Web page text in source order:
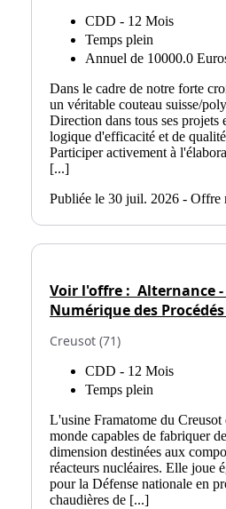
CDD - 12 Mois
Temps plein
Annuel de 10000.0
Dans le cadre de notre forte
un véritable couteau suisse/
Direction dans tous ses projets
logique d'efficacité et de
Participer activement à
[...]
Publiée le 30 juil. 2026 - Offre
Voir l'offre : Alternance
Numérique des
Creusot (71)
CDD - 12 Mois
Temps plein
L'usine Framatome du Creusot
monde capables de fabriquer
dimension destinées aux
réacteurs nucléaires. Elle joue
pour la Défense nationale en
chaudières de [...]